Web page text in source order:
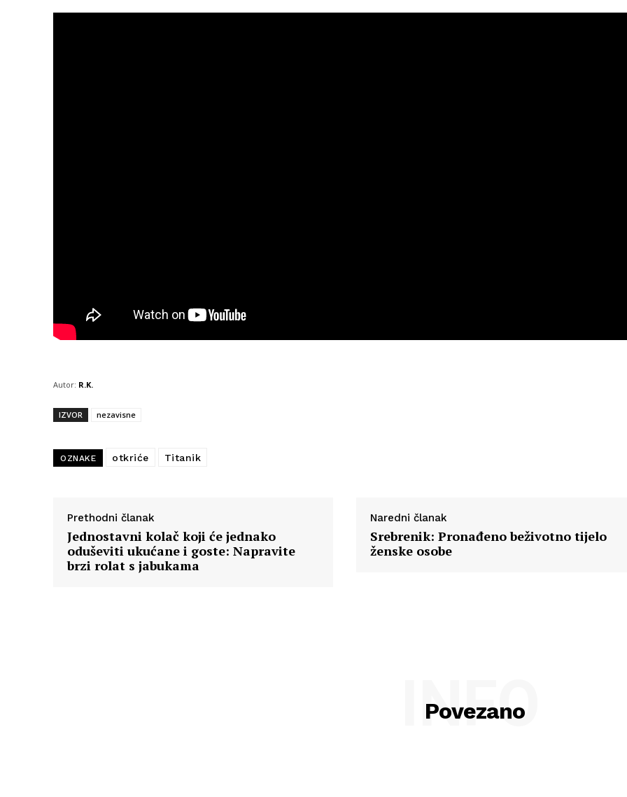
Autor: R.K.
IZVOR nezavisne
OZNAKE otkriće Titanik
Prethodni članak
Jednostavni kolač koji će jednako
oduševiti ukućane i goste: Napravite
brzi rolat s jabukama
Naredni članak
Srebrenik: Pronađeno beživotno tijelo
ženske osobe
Povezano
INFO